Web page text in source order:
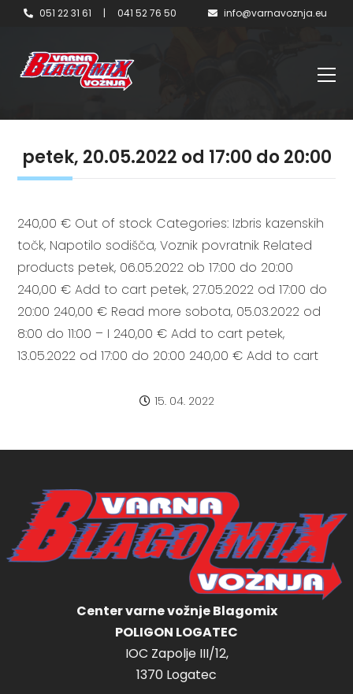
051 22 31 61 | 041 52 76 50 info@varnavoznja.eu
petek, 20.05.2022 od 17:00 do 20:00
240,00 € Out of stock Categories: Izbris kazenskih
točk, Napotilo sodišča, Voznik povratnik Related
products petek, 06.05.2022 ob 17:00 do 20:00
240,00 € Add to cart petek, 27.05.2022 od 17:00 do
20:00 240,00 € Read more sobota, 05.03.2022 od
8:00 do 11:00 – I 240,00 € Add to cart petek,
13.05.2022 od 17:00 do 20:00 240,00 € Add to cart
15. 04. 2022
Center varne vožnje Blagomix
POLIGON LOGATEC
IOC Zapolje III/12,
1370 Logatec